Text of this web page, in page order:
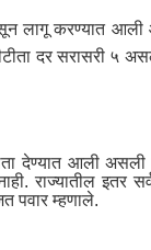
लागू करण्यात
दर सरासरी ५
देण्यात आली
राज्यातील इतर
पवार म्हणाले.